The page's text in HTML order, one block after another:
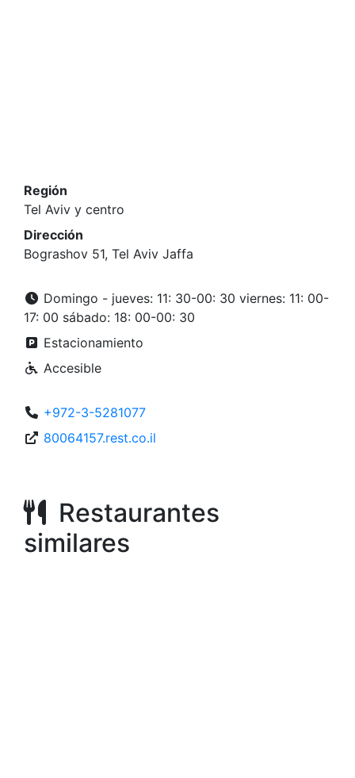
Región
Tel Aviv y centro
Dirección
Bograshov 51, Tel Aviv Jaffa
Domingo - jueves: 11: 30-00: 30 viernes: 11: 00-
17: 00 sábado: 18: 00-00: 30
Estacionamiento
Accesible
+972-3-5281077
80064157.rest.co.il
Restaurantes
similares